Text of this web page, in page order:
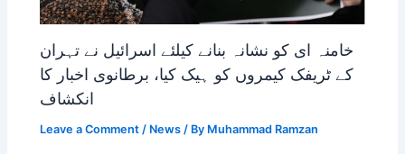
خامنہ ای کو نشانہ بنانے کیلئے اسرائیل نے تہران
کے ٹریفک کیمروں کو ہیک کیا، برطانوی اخبار کا
انکشاف
Leave a Comment / News / By Muhammad Ramzan